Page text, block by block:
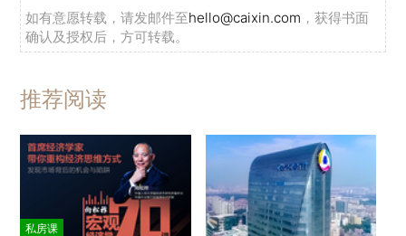
如有意愿转载，请发邮件至hello@caixin.com ，获得书面
确认及授权后，方可转载。
推荐阅读
私房课